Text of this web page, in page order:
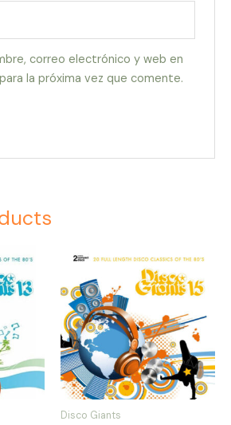
correo electrónico y web en
la próxima vez que comente.
Disco Giants